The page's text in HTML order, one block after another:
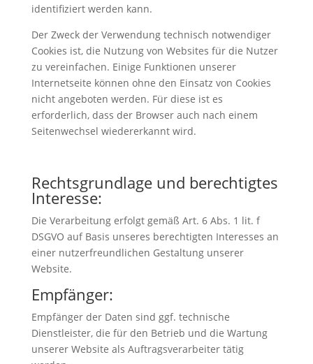
identifiziert werden kann.
Der Zweck der Verwendung technisch notwendiger
Cookies ist, die Nutzung von Websites für die Nutzer
zu vereinfachen. Einige Funktionen unserer
Internetseite können ohne den Einsatz von Cookies
nicht angeboten werden. Für diese ist es
erforderlich, dass der Browser auch nach einem
Seitenwechsel wiedererkannt wird.
Rechtsgrundlage und berechtigtes
Interesse:
Die Verarbeitung erfolgt gemäß Art. 6 Abs. 1 lit. f
DSGVO auf Basis unseres berechtigten Interesses an
einer nutzerfreundlichen Gestaltung unserer
Website.
Empfänger:
Empfänger der Daten sind ggf. technische
Dienstleister, die für den Betrieb und die Wartung
unserer Website als Auftragsverarbeiter tätig